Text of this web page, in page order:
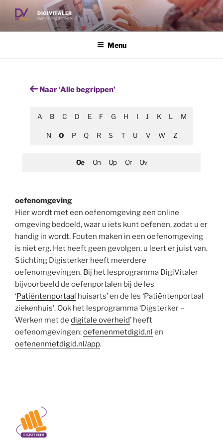
de
DIGIVITALER
digitale zorg dichterbij
Menu
Naar ‘Alle begrippen’
A B C D E F G H I J K L M
N O P Q R S T U V W Z
Oe On Op Or Ov
oefenomgeving
Hier wordt met een oefenomgeving een online
omgeving bedoeld, waar u iets kunt oefenen, zodat u er
handig in wordt. Fouten maken in een oefenomgeving
is niet erg. Het heeft geen gevolgen, u leert er juist van.
Stichting Digisterker heeft meerdere
oefenomgevingen. Bij het lesprogramma DigiVitaler
bijvoorbeeld de oefenportalen bij de les
‘Patiëntenportaal huisarts’ en de les ‘Patiëntenportaal
ziekenhuis’. Ook het lesprogramma ‘Digsterker –
Werken met de digitale overheid’ heeft
oefenomgevingen:oefenenmetdigid.nl en
oefenenmetdigid.nl/app.